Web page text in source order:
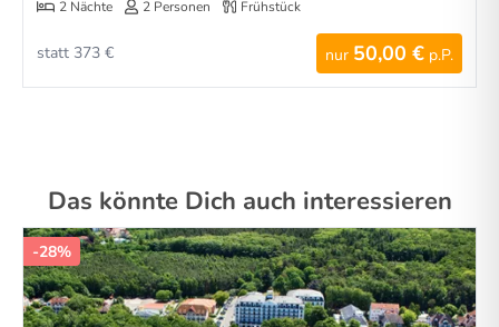
2 Nächte 2 Personen Frühstück
nur 50,00 € p.P.
statt 373 €
Das könnte Dich auch interessieren
-28%